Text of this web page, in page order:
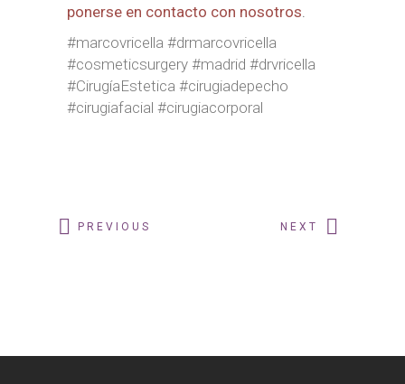
ponerse en contacto con nosotros.
#marcovricella #drmarcovricella
#cosmeticsurgery #madrid #drvricella
#CirugíaEstetica #cirugiadepecho
#cirugiafacial #cirugiacorporal
PREVIOUS NEXT